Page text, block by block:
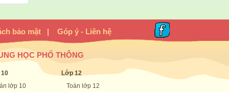
bảo mật | Góp ý - Liên hệ
HỌC PHỔ THÔNG
lớp 10
Lớp 12
Toán lớp 12